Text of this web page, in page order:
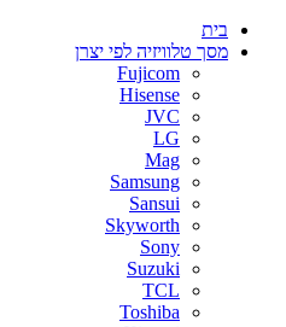
בית
מסך טלוויזיה לפי יצרן
Fujicom
Hisense
JVC
LG
Mag
Samsung
Sansui
Skyworth
Sony
Suzuki
TCL
Toshiba